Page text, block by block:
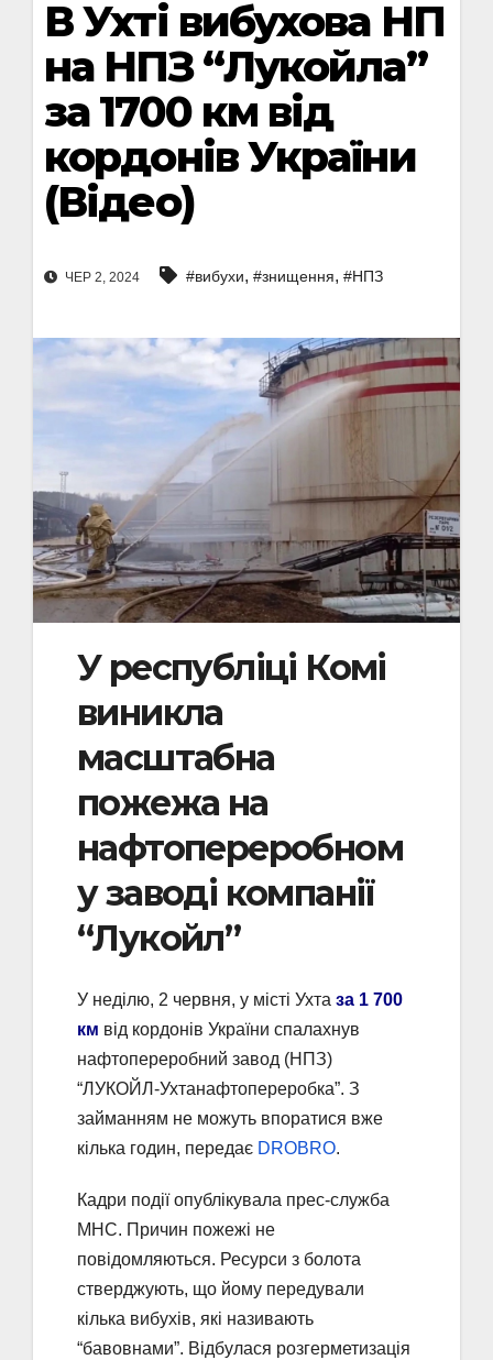
В Ухті вибухова НП
на НПЗ “Лукойла”
за 1700 км від
кордонів України
(Відео)
ЧЕР 2, 2024 #вибухи, #знищення, #НПЗ
У республіці Комі
виникла
масштабна
пожежа на
нафтопереробном
у заводі компанії
“Лукойл”
У неділю, 2 червня, у місті Ухта за 1 700
км від кордонів України спалахнув
нафтопереробний завод (НПЗ)
“ЛУКОЙЛ-Ухтанафтопереробка”. З
займанням не можуть впоратися вже
кілька годин, передає DROBRO.
Кадри події опублікувала прес-служба
МНС. Причин пожежі не
повідомляються. Ресурси з болота
стверджують, що йому передували
кілька вибухів, які називають
“бавовнами”. Відбулася розгерметизація